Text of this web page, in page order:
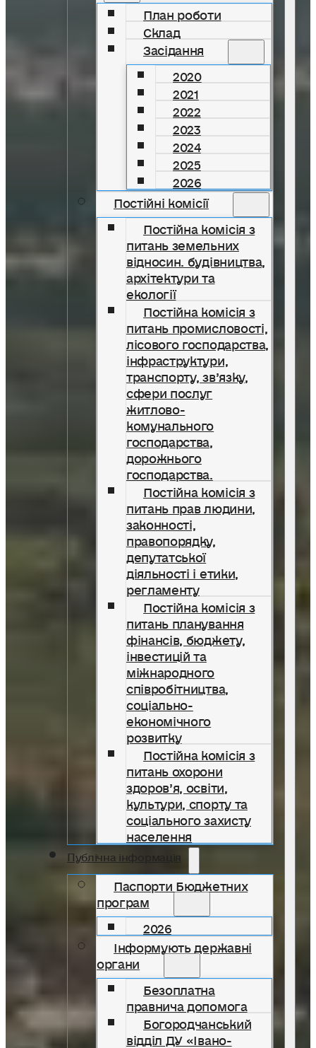
План роботи
Склад
Засідання
2020
2021
2022
2023
2024
2025
2026
Постійні комісії
Постійна комісія з
питань земельних
відносин. будівництва,
архітектури та
екології
Постійна комісія з
питань промисловості,
лісового господарства,
інфраструктури,
транспорту, зв’язку,
сфери послуг
житлово-
комунального
господарства,
дорожнього
господарства.
Постійна комісія з
питань прав людини,
законності,
правопорядку,
депутатської
діяльності і етики,
регламенту
Постійна комісія з
питань планування
фінансів, бюджету,
інвестицій та
міжнародного
співробітництва,
соціально-
економічного
розвитку
Постійна комісія з
питань охорони
здоров’я, освіти,
культури, спорту та
соціального захисту
населення
Публічна інформація
Паспорти Бюджетних
програм
2026
Інформують державні
органи
Безоплатна
правнича допомога
Богородчанський
відділ ДУ «Івано-